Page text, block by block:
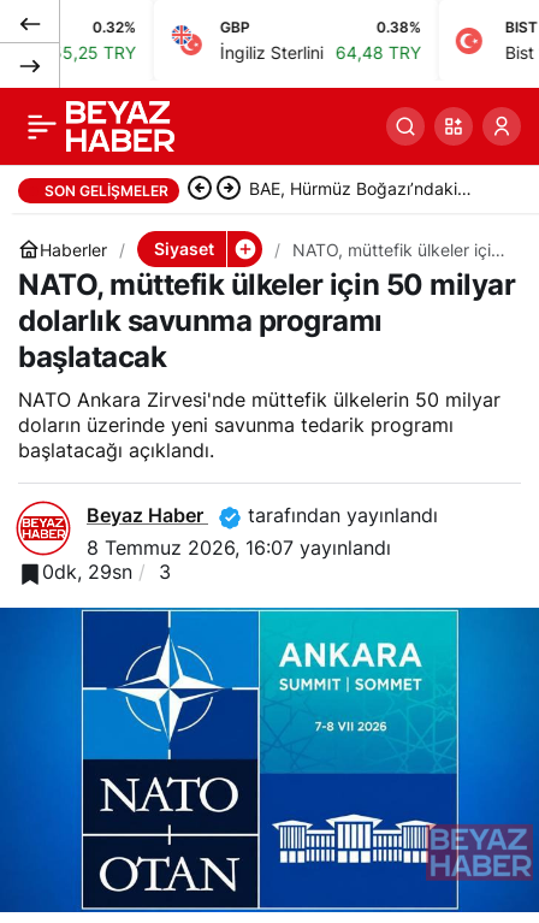
0.32%
TRY
GBP
İngiliz Sterlini 64,48 TRY
BIST
Bist 100
SON GELIŞMELER Samsunspor, Kasımpaşa’yı 2-1
mağlup etti; ikinci maç 19.00’da
Haberler Siyaset
NATO, müttefik ülkeler için
50 milyar dolarlık savunma
programı başlatacak
NATO, müttefik ülkeler için 50 milyar
dolarlık savunma programı
başlatacak
NATO Ankara Zirvesi'nde müttefik ülkelerin 50 milyar
doların üzerinde yeni savunma tedarik programı
başlatacağı açıklandı.
Beyaz Haber
tarafından yayınlandı
8 Temmuz 2026, 16:07 yayınlandı
0dk, 29sn
3
Cumhurbaşkanı
Erdoğan, Macron ile
36’ncı Liderler
Zirvesi’nde buluştu
0 Paylaş